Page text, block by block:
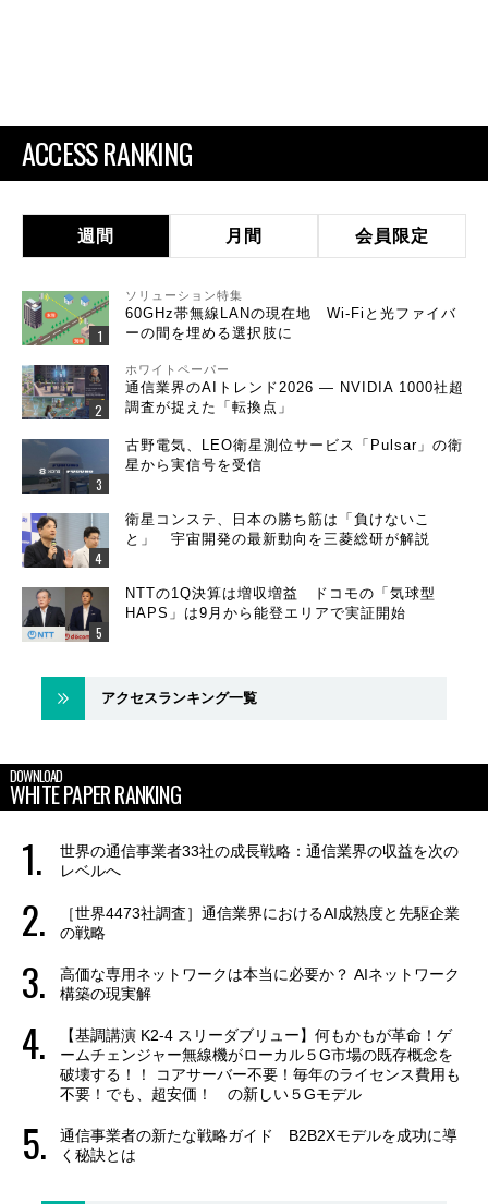
ACCESS RANKING
週間 月間 会員限定
ソリューション特集
60GHz帯無線LANの現在地 Wi-Fiと光ファイバ
ーの間を埋める選択肢に
ホワイトペーパー
通信業界のAIトレンド2026 ― NVIDIA 1000社超
調査が捉えた「転換点」
古野電気、LEO衛星測位サービス「Pulsar」の衛
星から実信号を受信
衛星コンステ、日本の勝ち筋は「負けないこ
と」 宇宙開発の最新動向を三菱総研が解説
NTTの1Q決算は増収増益 ドコモの「気球型
HAPS」は9月から能登エリアで実証開始
アクセスランキング一覧
DOWNLOAD
WHITE PAPER RANKING
世界の通信事業者33社の成長戦略：通信業界の収益を次の
レベルへ
［世界4473社調査］通信業界におけるAI成熟度と先駆企業
の戦略
高価な専用ネットワークは本当に必要か？ AIネットワーク
構築の現実解
【基調講演 K2-4 スリーダブリュー】何もかもが革命！ゲ
ームチェンジャー無線機がローカル５G市場の既存概念を
破壊する！！ コアサーバー不要！毎年のライセンス費用も
不要！でも、超安価！ の新しい５Gモデル
通信事業者の新たな戦略ガイド B2B2Xモデルを成功に導
く秘訣とは